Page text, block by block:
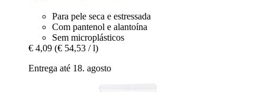
Para pele seca e estressada
Com pantenol e alantoína
Sem microplásticos
€ 4,09 (€ 54,53 / l)
Entrega até 18. agosto